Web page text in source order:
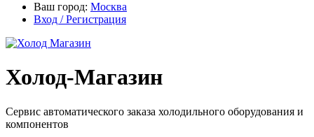
Ваш город: Москва
Вход / Регистрация
Холод-Магазин
Сервис автоматического заказа холодильного оборудования и
компонентов